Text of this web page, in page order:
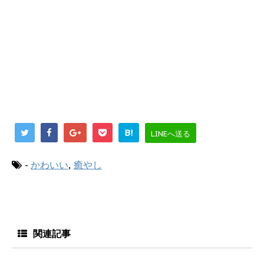
B! LINEへ送る
- かわいい, 癒やし
関連記事